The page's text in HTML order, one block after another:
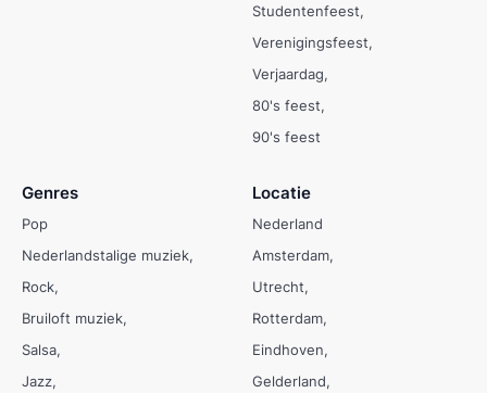
Studentenfeest
Verenigingsfeest
Verjaardag
80's feest
90's feest
Genres
Pop
Nederlandstalige muziek
Rock
Bruiloft muziek
Salsa
Jazz
Locatie
Nederland
Amsterdam
Utrecht
Rotterdam
Eindhoven
Gelderland